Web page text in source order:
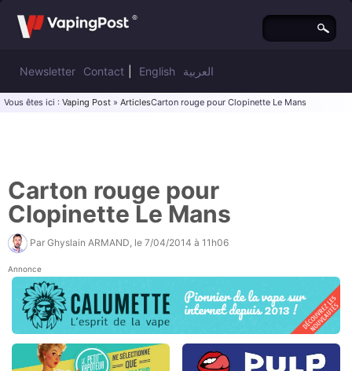
Newsletter Contact English العربية
Vous êtes ici : Vaping Post » ArticlesCarton rouge pour Clopinette Le Mans
Carton rouge pour
Clopinette Le Mans
Par Ghyslain ARMAND , le 7/04/2014 à 11h06
Annonce